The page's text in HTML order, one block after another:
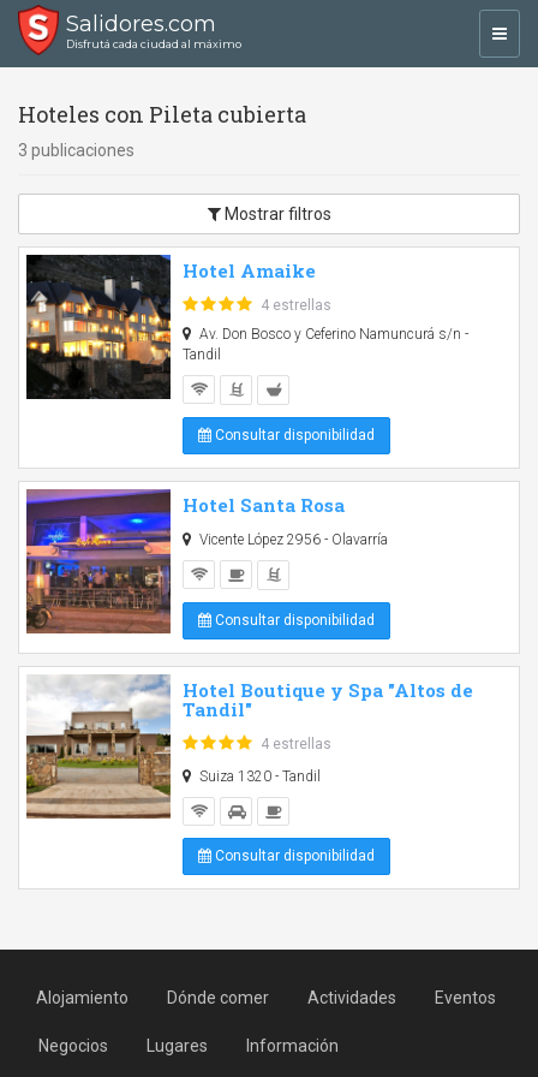
Salidores.com
Disfrutá cada ciudad al máximo
Hoteles con Pileta cubierta
3 publicaciones
Mostrar filtros
Hotel Amaike
4 estrellas
Av. Don Bosco y Ceferino Namuncurá s/n -
Tandil
Consultar disponibilidad
Hotel Santa Rosa
Vicente López 2956 - Olavarría
Consultar disponibilidad
Hotel Boutique y Spa "Altos de
Tandil"
4 estrellas
Suiza 1320 - Tandil
Consultar disponibilidad
Alojamiento Dónde comer Actividades Eventos
Negocios Lugares Información